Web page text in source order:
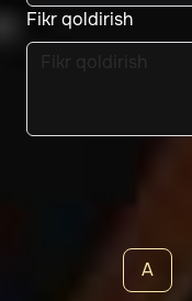
Fikr qoldirish
A